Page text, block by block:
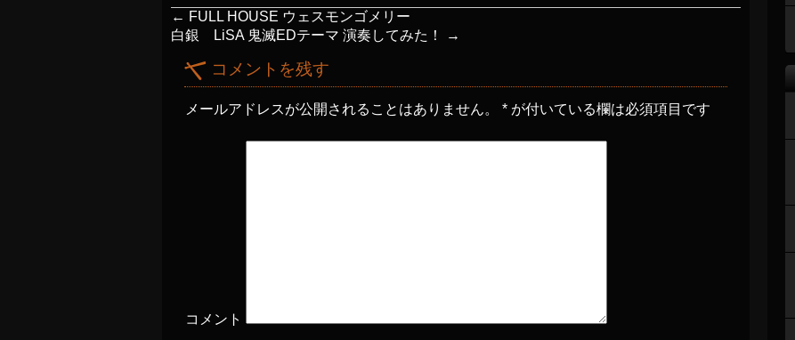
← FULL HOUSE ウェスモンゴメリー
白銀 LiSA 鬼滅EDテーマ 演奏してみた！
→
コメントを残す
メールアドレスが公開されることはありません。 * が付いている欄は必須項目です
コメント